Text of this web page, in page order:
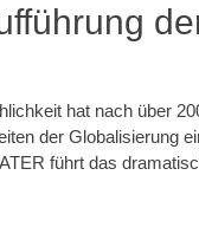
hat nach über
der Globalisierung
führt das